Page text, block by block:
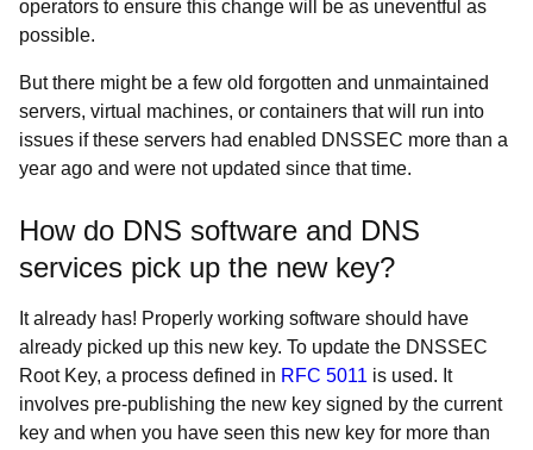
operators to ensure this change will be as uneventful as
possible.
But there might be a few old forgotten and unmaintained
servers, virtual machines, or containers that will run into
issues if these servers had enabled DNSSEC more than a
year ago and were not updated since that time.
How do DNS software and DNS
services pick up the new key?
It already has! Properly working software should have
already picked up this new key. To update the DNSSEC
Root Key, a process defined in RFC 5011 is used. It
involves pre-publishing the new key signed by the current
key and when you have seen this new key for more than